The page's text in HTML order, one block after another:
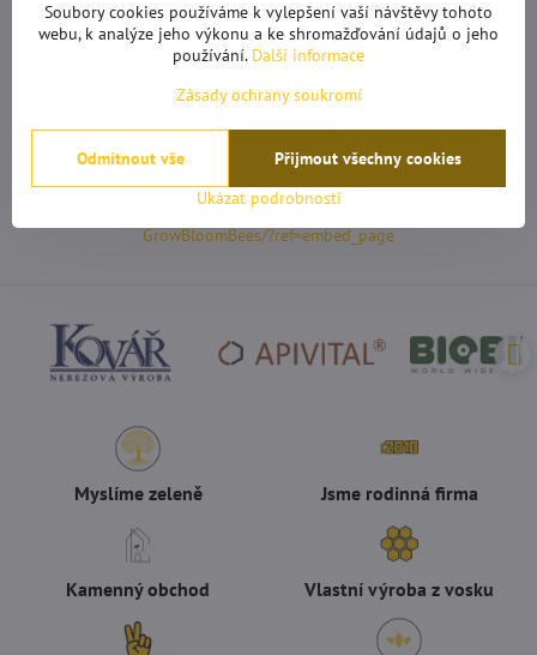
napiš nebo zavolej
+420 792 475 000
info@bioflower.cz
GrowBloomBees/?ref=embed_page
Myslíme zeleně Jsme rodinná firma
Kamenný obchod Vlastní výroba z vosku
Soubory cookies používáme k vylepšení vaší návštěvy tohoto
webu, k analýze jeho výkonu a ke shromažďování údajů o jeho
používání. Další informace
Zásady ochrany soukromí
Ukázat podrobnosti
Přijmout všechny cookies
Odmítnout vše